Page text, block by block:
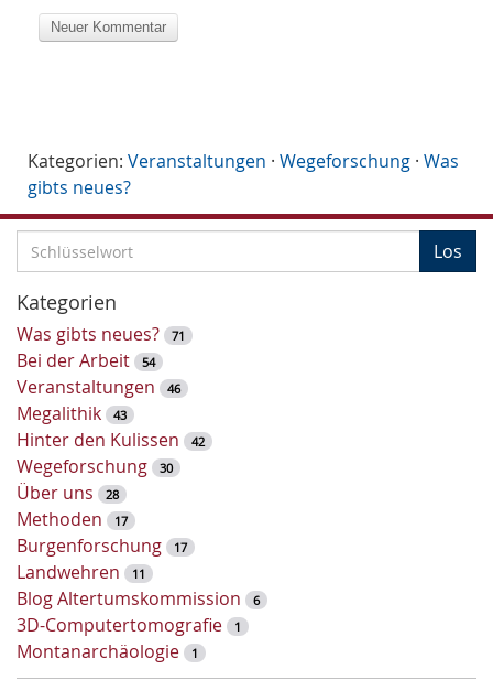
Kategorien: Veranstaltungen · Wegeforschung · Was
gibts neues?
c
h
l
ü
s
s
e
l
w
o
r
t
-
S
u
c
Los
Kategorien
Was gibts neues? 71
Bei der Arbeit 54
Veranstaltungen 46
Megalithik 43
Hinter den Kulissen 42
Wegeforschung 30
Über uns 28
Methoden 17
Burgenforschung 17
Landwehren 11
Blog Altertumskommission 6
3D-Computertomografie 1
Montanarchäologie 1